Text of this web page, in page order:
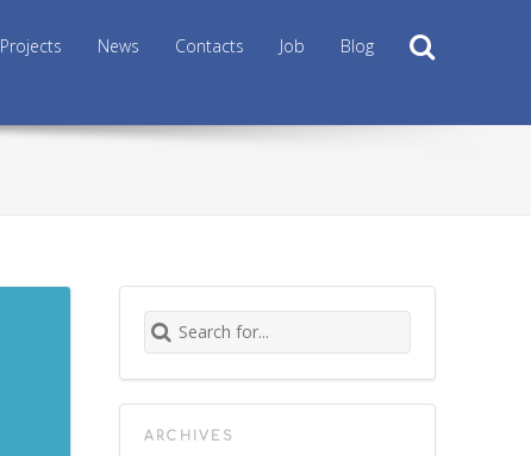
Projects News Contacts Job Blog
Search for:
ARCHIVES